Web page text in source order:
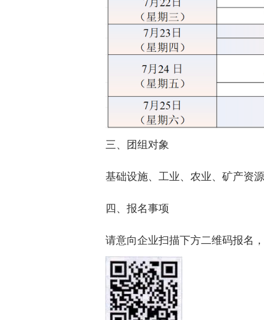
三、团组对象
基础设施、工业、农业、矿产资
四、报名事项
请意向企业扫描下方二维码报名